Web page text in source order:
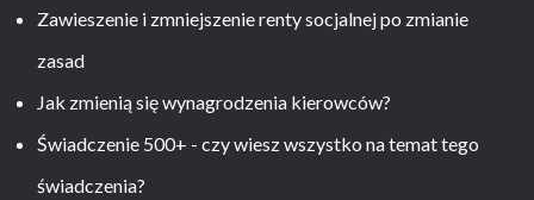
Zawieszenie i zmniejszenie renty socjalnej po zmianie
zasad
Jak zmienią się wynagrodzenia kierowców?
Świadczenie 500+ - czy wiesz wszystko na temat tego
świadczenia?